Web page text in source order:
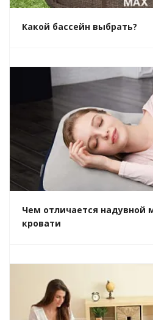
Какой бассейн выбрать?
Чем отличается надувной
кровати